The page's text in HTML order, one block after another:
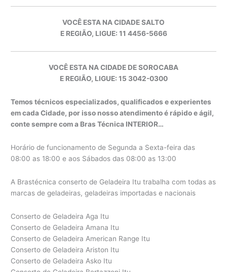
VOCÊ ESTA NA CIDADE SALTO
E REGIÃO, LIGUE: 11 4456-5666
VOCÊ ESTA NA CIDADE DE SOROCABA
E REGIÃO, LIGUE: 15 3042-0300
Temos técnicos especializados, qualificados e experientes
em cada Cidade, por isso nosso atendimento é rápido e ágil,
conte sempre com a Bras Técnica INTERIOR…
Horário de funcionamento de Segunda a Sexta-feira das
08:00 as 18:00 e aos Sábados das 08:00 as 13:00
A Brastécnica conserto de Geladeira Itu trabalha com todas as
marcas de geladeiras, geladeiras importadas e nacionais
Conserto de Geladeira Aga Itu
Conserto de Geladeira Amana Itu
Conserto de Geladeira American Range Itu
Conserto de Geladeira Ariston Itu
Conserto de Geladeira Asko Itu